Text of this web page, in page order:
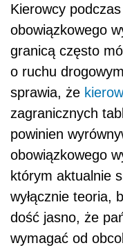
Kierowcy
obowiązkowego
granicą często
o ruchu
sprawia, że
zagranicznych
powinien
obowiązkowego
którym aktualnie
wyłącznie teoria,
dość jasno, że
wymagać od